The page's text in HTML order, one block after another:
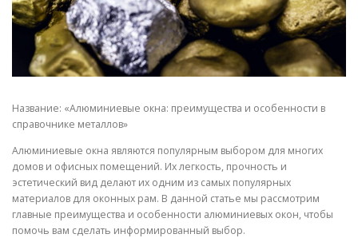
Название: «Алюминиевые окна: преимущества и особенности в
справочнике металлов»
Алюминиевые окна являются популярным выбором для многих
домов и офисных помещений. Их легкость, прочность и
эстетический вид делают их одним из самых популярных
материалов для оконных рам. В данной статье мы рассмотрим
главные преимущества и особенности алюминиевых окон, чтобы
помочь вам сделать информированный выбор.